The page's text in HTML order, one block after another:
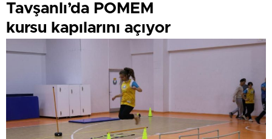
Tavşanlı’da POMEM
kursu kapılarını açıyor